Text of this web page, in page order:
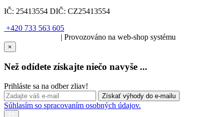
IČ: 25413554 DIČ: CZ25413554
+420 733 563 605
| Provozováno na web-shop systému
×
Než odídete získajte niečo navyše ...
Prihláste sa na odber zliav!
Súhlasím so spracovaním osobných údajov.